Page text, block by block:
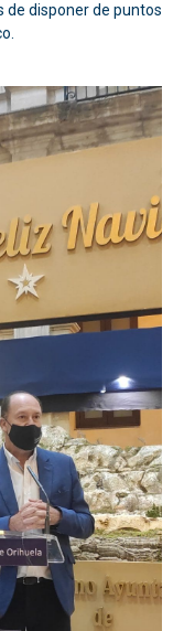
de disponer de puntos